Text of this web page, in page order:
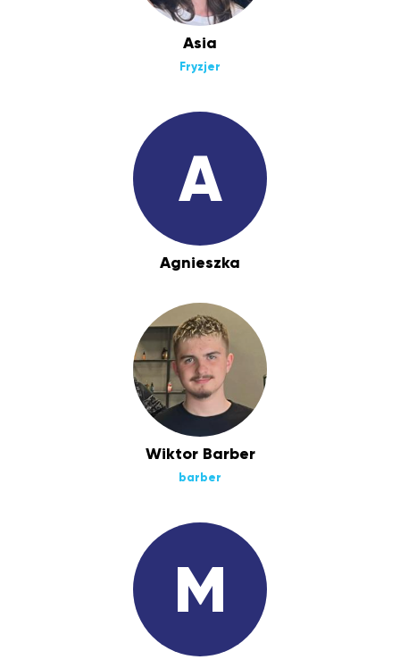
Asia
Fryzjer
A
Agnieszka
Wiktor Barber
barber
M